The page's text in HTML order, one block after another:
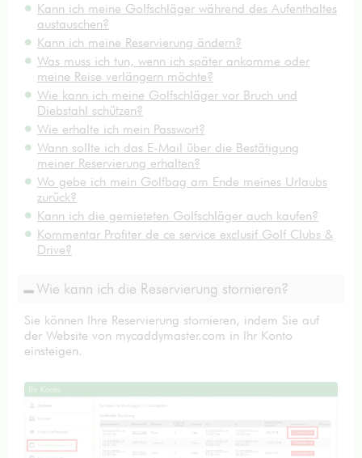
Kann ich meine Golfschläger während des Aufenthaltes
austauschen?
Kann ich meine Reservierung ändern?
Was muss ich tun, wenn ich später ankomme oder
meine Reise verlängern möchte?
Wie kann ich meine Golfschläger vor Bruch und
Diebstahl schützen?
Wie erhalte ich mein Passwort?
Wann sollte ich das E-Mail über die Bestätigung
meiner Reservierung erhalten?
Wo gebe ich mein Golfbag am Ende meines Urlaubs
zurück?
Kann ich die gemieteten Golfschläger auch kaufen?
Kommentar Profiter de ce service exclusif Golf Clubs &
Drive?
Wie kann ich die Reservierung stornieren?
Sie können Ihre Reservierung stornieren, indem Sie auf
der Website von mycaddymaster.com in Ihr Konto
einsteigen.